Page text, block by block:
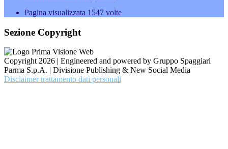
Pagina visualizzata 1547 volte
Sezione Copyright
Copyright 2026 | Engineered and powered by Gruppo Spaggiari
Parma S.p.A. | Divisione Publishing & New Social Media
Disclaimer trattamento dati personali